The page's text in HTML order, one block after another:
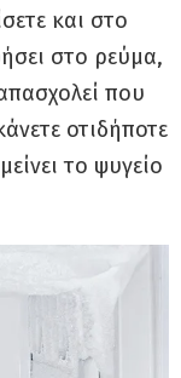
και στο
στο ρεύμα,
που
οτιδήποτε
το ψυγείο